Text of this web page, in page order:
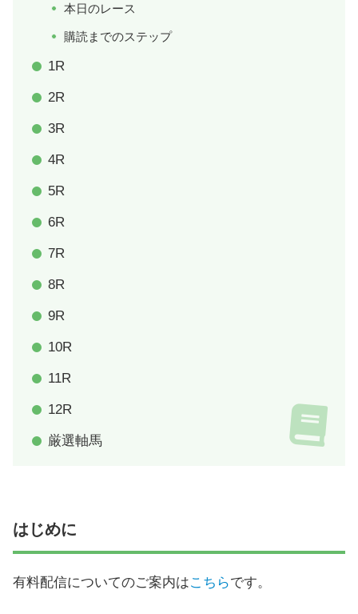
本日のレース
購読までのステップ
1R
2R
3R
4R
5R
6R
7R
8R
9R
10R
11R
12R
厳選軸馬
はじめに
有料配信についてのご案内はこちらです。